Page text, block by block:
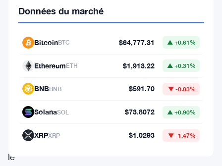
semaine.
hausse
remarquable
dans
le
Données du marché
BitcoinBTC $64,777.31 ▲ +0.61%
EthereumETH $1,913.22 ▲ +0.31%
BNBBNB $591.70 ▼ -0.03%
SolanaSOL $73.8072 ▲ +0.90%
XRPXRP $1.0293 ▼ -1.47%